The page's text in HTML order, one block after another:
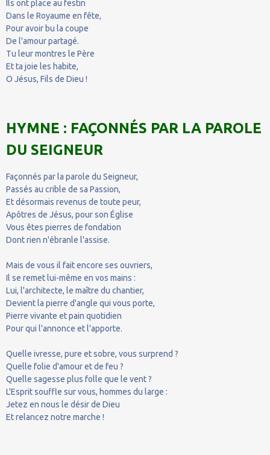
Ils ont place au festin
Dans le Royaume en fête,
Pour avoir bu la coupe
De l'amour partagé.
Tu leur montres le Père
Et ta joie les habite,
O Jésus, Fils de Dieu !
HYMNE : FAÇONNÉS PAR LA PAROLE
DU SEIGNEUR
Façonnés par la parole du Seigneur,
Passés au crible de sa Passion,
Et désormais revenus de toute peur,
Apôtres de Jésus, pour son Église
Vous êtes pierres de fondation
Dont rien n'ébranle l'assise.
Mais de vous il fait encore ses ouvriers,
Il se remet lui-même en vos mains :
Lui, l'architecte, le maître du chantier,
Devient la pierre d'angle qui vous porte,
Pierre vivante et pain quotidien
Pour qui l'annonce et l'apporte.
Quelle ivresse, pure et sobre, vous surprend ?
Quelle folie d'amour et de feu ?
Quelle sagesse plus folle que le vent ?
L'Esprit souffle sur vous, hommes du large :
Jetez en nous le désir de Dieu
Et relancez notre marche !